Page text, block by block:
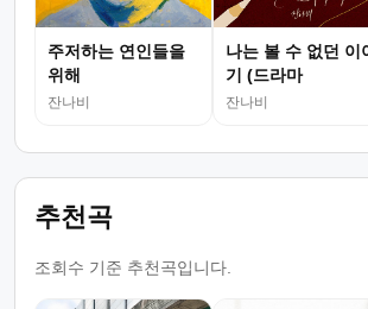
주저하는 연인들을
위해
잔나비
나는 볼 수 없던 이
기 (드라마
잔나비
추천곡
조회수 기준 추천곡입니다.